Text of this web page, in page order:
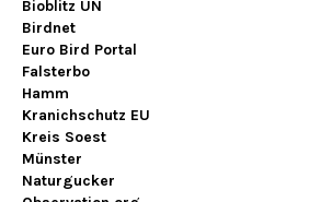
Bioblitz UN
Birdnet
Euro Bird Portal
Falsterbo
Hamm
Kranichschutz EU
Kreis Soest
Münster
Naturgucker